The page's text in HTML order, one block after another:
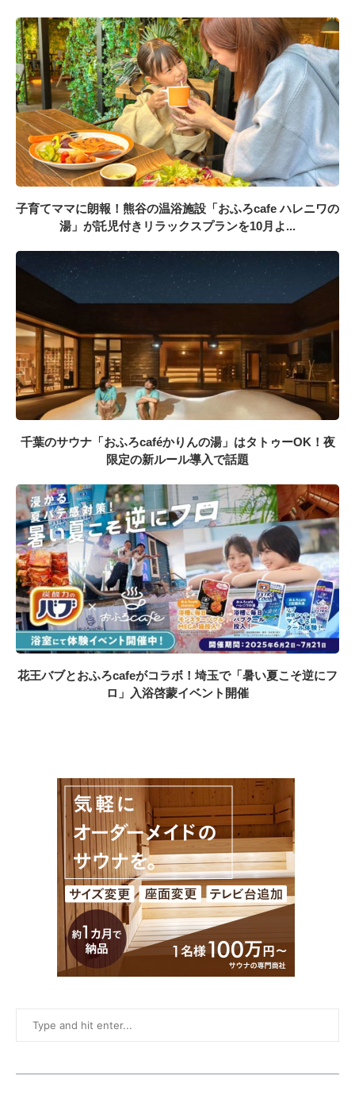
子育てママに朗報！熊谷の温浴施設「おふろcafe ハレニワの
湯」が託児付きリラックスプランを10月よ...
千葉のサウナ「おふろcaféかりんの湯」はタトゥーOK！夜
限定の新ルール導入で話題
花王バブとおふろcafeがコラボ！埼玉で「暑い夏こそ逆にフ
ロ」入浴啓蒙イベント開催